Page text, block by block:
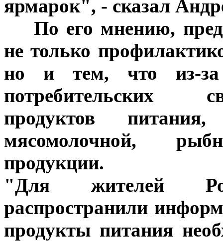
ярмарок", - сказал
По его мнению,
не только
но и тем, что из-за
потребительских
продуктов
мясомолочной,
продукции.
"Для жителей
распространили
продукты питания